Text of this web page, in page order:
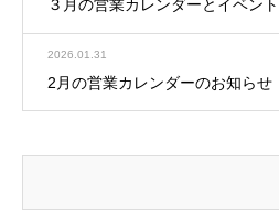
３月の営業カレンダーとイベン
2026.01.31
2月の営業カレンダーのお知らせ